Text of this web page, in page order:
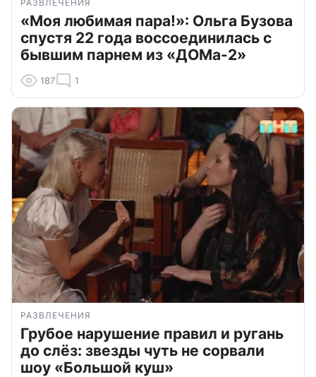
РАЗВЛЕЧЕНИЯ
«Моя любимая пара!»: Ольга Бузова
спустя 22 года воссоединилась с
бывшим парнем из «ДОМа-2»
187 1
РАЗВЛЕЧЕНИЯ
Грубое нарушение правил и ругань
до слёз: звезды чуть не сорвали
шоу «Большой куш»